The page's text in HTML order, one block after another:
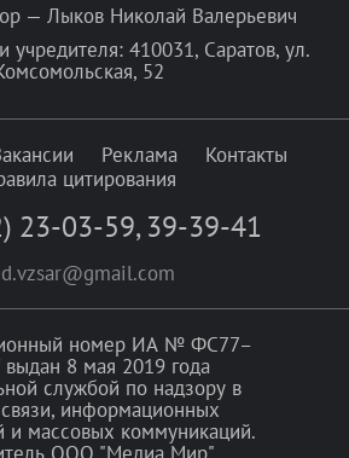
— Лыков Николай Валерьевич
учредителя: 410031, Саратов, ул.
52
Реклама
Контакты
цитирования
23-03-59, 39-39-41
номер ИА № ФС77–
выдан 8 мая 2019 года
службой по надзору в
информационных
и массовых коммуникаций.